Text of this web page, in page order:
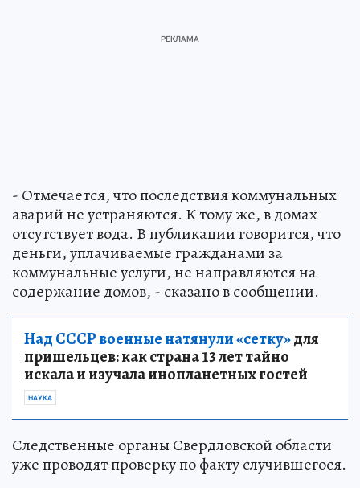
- Отмечается, что последствия коммунальных
аварий не устраняются. К тому же, в домах
отсутствует вода. В публикации говорится, что
деньги, уплачиваемые гражданами за
коммунальные услуги, не направляются на
содержание домов, - сказано в сообщении.
Над СССР военные натянули «сетку»для
пришельцев: как страна 13 лет тайно
искала и изучала инопланетных гостей
НАУКА
Следственные органы Свердловской области
уже проводят проверку по факту случившегося.